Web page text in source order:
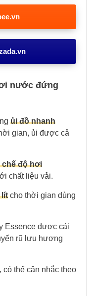
nước đứng
ủi đồ nhanh
gian, ủi được cả
chế độ hơi
chất liệu vải.
lít cho thời gian dùng
Essence được cải
rũ lưu hương
, có thể cân nhắc theo